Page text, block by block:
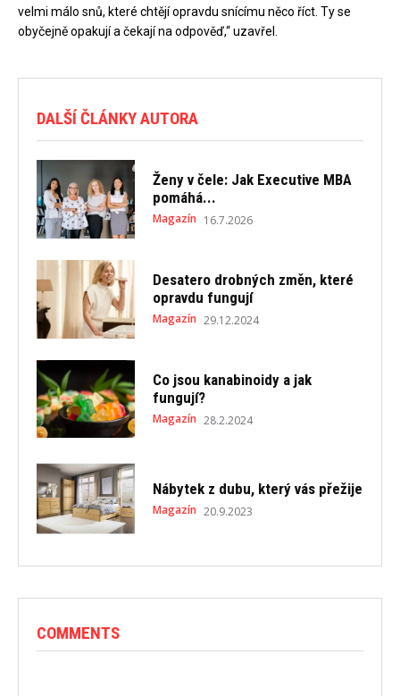
velmi málo snů, které chtějí opravdu snícímu něco říct. Ty se
obyčejně opakují a čekají na odpověď,“ uzavřel.
DALŠÍ ČLÁNKY AUTORA
Ženy v čele: Jak Executive MBA
pomáhá...
Magazín 16.7.2026
Desatero drobných změn, které
opravdu fungují
Magazín 29.12.2024
Co jsou kanabinoidy a jak
fungují?
Magazín 28.2.2024
Nábytek z dubu, který vás přežije
Magazín 20.9.2023
COMMENTS